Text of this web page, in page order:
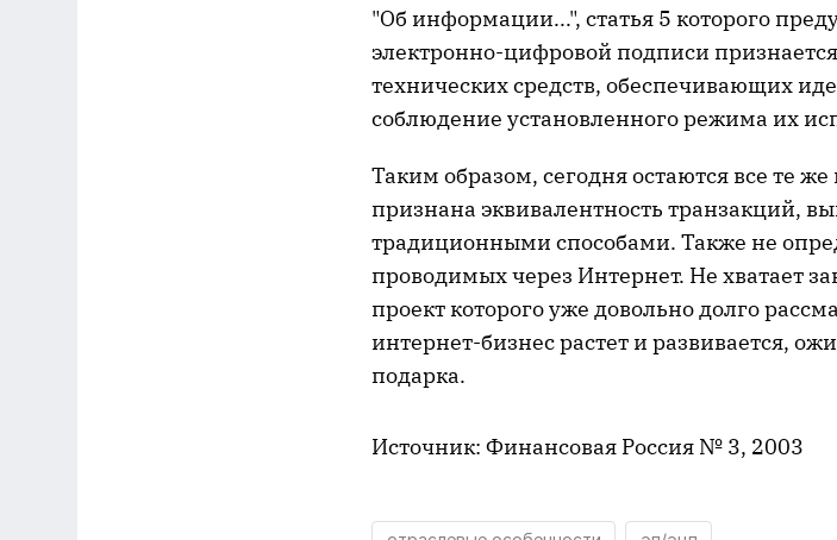
"Об информации...", статья 5 которого
электронно-цифровой подписи
технических средств, обеспечивающих
соблюдение установленного режима их
Таким образом, сегодня остаются все те
признана эквивалентность транзакций,
традиционными способами. Также не
проводимых через Интернет. Не хватает
проект которого уже довольно долго
интернет-бизнес растет и развивается,
подарка.
Источник: Финансовая Россия № 3, 2003